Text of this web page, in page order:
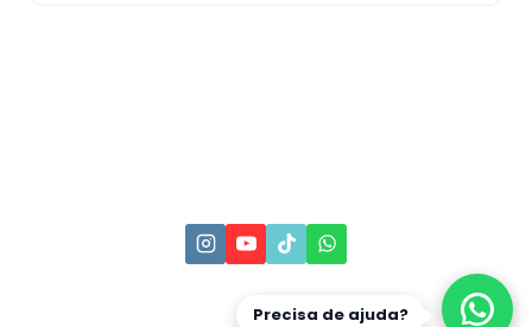
Precisa de ajuda?